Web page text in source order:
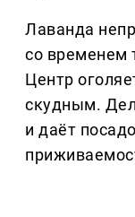
Лаванда
со временем
Центр
скудным.
и даёт